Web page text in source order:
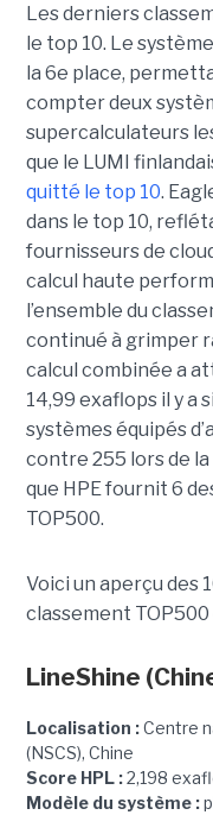
Les derniers
le top 10. Le
la 6e place,
compter deux
supercalculateurs
que le LUMI
quitté le top 10.
dans le top 10,
fournisseurs de
calcul haute
l’ensemble du
continué à grimper
calcul combinée a
14,99 exaflops il y a
systèmes équipés
contre 255 lors de
que HPE fournit 6
TOP500.
Voici un aperçu des
classement TOP500
LineShine
Localisation :Centre
(NSCS), Chine
Score HPL :2,198
Modèle du système :